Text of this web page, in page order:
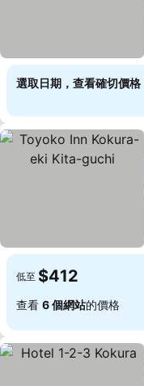
選取日期，查看確切價格
低至 $412
查看 6 個網站的價格